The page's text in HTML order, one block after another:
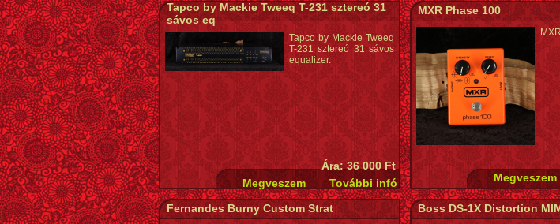
Tapco by Mackie Tweeq T-231 sztereó 31
sávos eq
Tapco by Mackie Tweeq
T-231 sztereó 31 sávos
equalizer.
Ára: 36 000 Ft
MXR Phase 100
Fernandes Burny Custom Strat Boss DS-1X Distortion